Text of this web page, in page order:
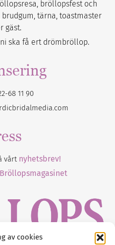
av cookies
bröllopsfest och
tärna, toastmaster
gäst.
ska få ert drömbröllop.
68 11 90
vårt nyhetsbrev!